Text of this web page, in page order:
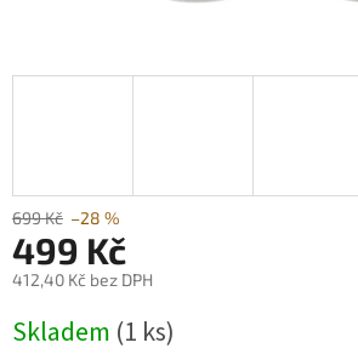
699 Kč –28 %
499 Kč
412,40 Kč bez DPH
cena:
Skladem (1 ks)